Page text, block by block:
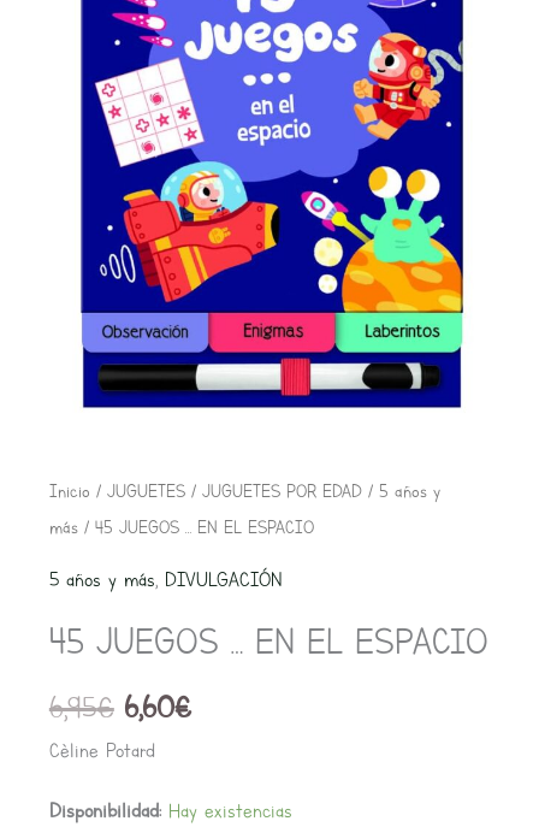
Inicio / JUGUETES/ JUGUETES POR EDAD/ 5 años y
más/ 45 JUEGOS … EN EL ESPACIO
5 años y más, DIVULGACIÓN
45 JUEGOS … EN EL ESPACIO
6,95€
El
precio
original
era:
6,95€.
6,60€
El
precio
actual
es:
6,60€.
Cèline Potard
Disponibilidad: Hay existencias
45
JUEGOS
EL
cantidad